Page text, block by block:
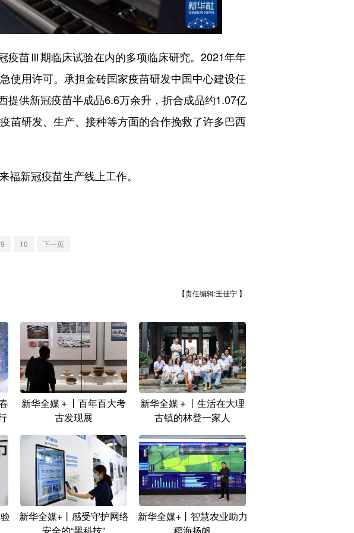
苗Ⅲ期临床试验在内的多项临床研究。2021年年
使用许可。承担金砖国家疫苗研发中国中心建设任
供新冠疫苗半成品6.6万余升，折合成品约1.07亿
苗研发、生产、接种等方面的合作挽救了许多巴西
新冠疫苗生产线上工作。
9 10 下一页
【责任编辑:王佳宁 】
新华全媒＋丨百年百大考
古发现展
新华全媒＋丨生活在大理
古镇的林登一家人
新华全媒+丨感受守护网络
新华全媒+丨智慧农业助力